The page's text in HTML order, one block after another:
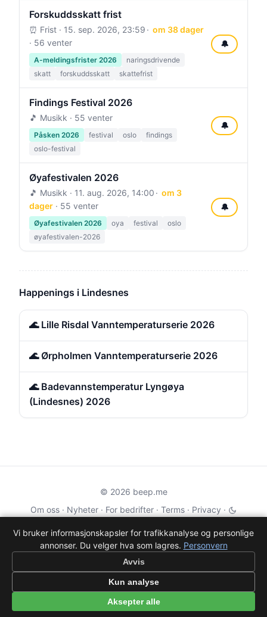
Forskuddsskatt frist
⏰ Frist · 15. sep. 2026, 23:59
om 38 dager
· 56 venter
A-meldingsfrister 2026
naringsdrivende
skatt
forskuddsskatt skattefrist
🔔
Findings Festival 2026
🎵 Musikk · 55 venter
Påsken 2026 festival oslo
findings
oslo-festival
🔔
Øyafestivalen 2026
🎵 Musikk · 11. aug. 2026, 14:00
om 3
dager · 55 venter
Øyafestivalen 2026 oya festival
oslo
øyafestivalen-2026
🔔
Happenings i Lindesnes
🌊 Lille Risdal Vanntemperaturserie 2026
🌊 Ørpholmen Vanntemperaturserie 2026
🌊 Badevannstemperatur Lyngøya
(Lindesnes) 2026
© 2026 beep.me
Om oss · Nyheter · For bedrifter · Terms · Privacy ·
·Wikidata·OMDb
Data from TMDB, Wikidata & OMDb. Not endorsed or certified by these
services.
Part of EPAK Vibes·Contact
Personvern|beep.me — reminders gone social
Vi bruker informasjonskapsler for trafikkanalyse og personlige
annonser. Du velger hva som lagres. Personvern
Avvis
Kun analyse
Aksepter alle